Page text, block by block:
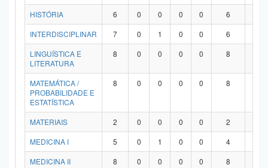
HISTÓRIA
6 0 0 0 0 6
INTERDISCIPLINAR
7 0 1 0 0 6
LINGUÍSTICA E
LITERATURA
8 0 0 0 0 8
MATEMÁTICA /
PROBABILIDADE E
ESTATÍSTICA
8 0 0 0 0 8
MATERIAIS 2 0 0 0 0 2
MEDICINA I
5 0 1 0 0 4
MEDICINA II
8 0 0 0 0 8